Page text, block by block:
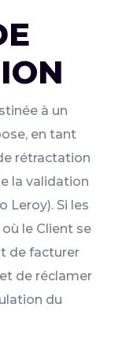
à un
en tant
rétractation
la validation
Leroy). Si les
le Client se
de facturer
de réclamer
du